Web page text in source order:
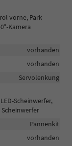
vorne, Park
Kamera
vorhanden
vorhanden
Servolenkung
Scheinwerfer,
Pannenkit
vorhanden